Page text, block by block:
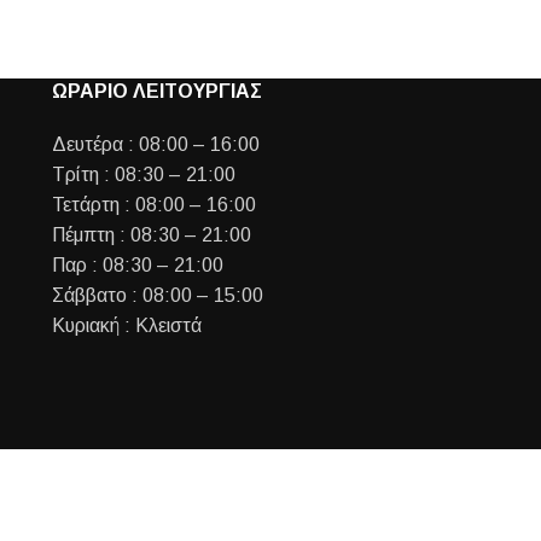
ΩΡΑΡΙΟ ΛΕΙΤΟΥΡΓΙΑΣ
Δευτέρα : 08:00 – 16:00
Τρίτη : 08:30 – 21:00
Τετάρτη : 08:00 – 16:00
Πέμπτη : 08:30 – 21:00
Παρ : 08:30 – 21:00
Σάββατο : 08:00 – 15:00
Κυριακή : Κλειστά